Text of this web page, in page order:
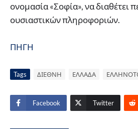
ονομασία «Σοφία», να διαθέτει
ουσιαστικών πληροφοριών.
ΠΗΓΗ
Tags ΔΙΕΘΝΗ ΕΛΛΑΔΑ
Facebook Twitter